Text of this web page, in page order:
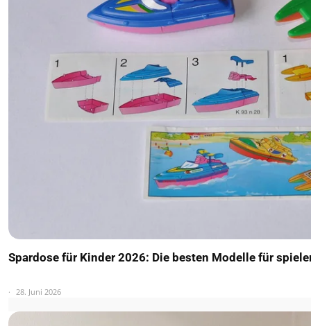
Spardose für Kinder 2026: Die besten Modelle für
28. Juni 2026